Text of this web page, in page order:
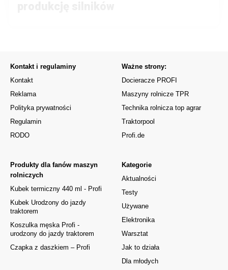
Kontakt i regulaminy
Kontakt
Reklama
Polityka prywatności
Regulamin
RODO
Kategorie
Aktualności
Testy
Używane
Elektronika
Warsztat
Jak to działa
Dla młodych
Produkty dla fanów maszyn
rolniczych
Kubek termiczny 440 ml - Profi
Kubek Urodzony do jazdy
traktorem
Koszulka męska Profi -
urodzony do jazdy traktorem
Czapka z daszkiem – Profi
Ważne strony:
Docieracze PROFI
Maszyny rolnicze TPR
Technika rolnicza top agrar
Traktorpool
Profi.de